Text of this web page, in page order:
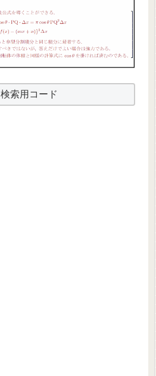
検索用コード